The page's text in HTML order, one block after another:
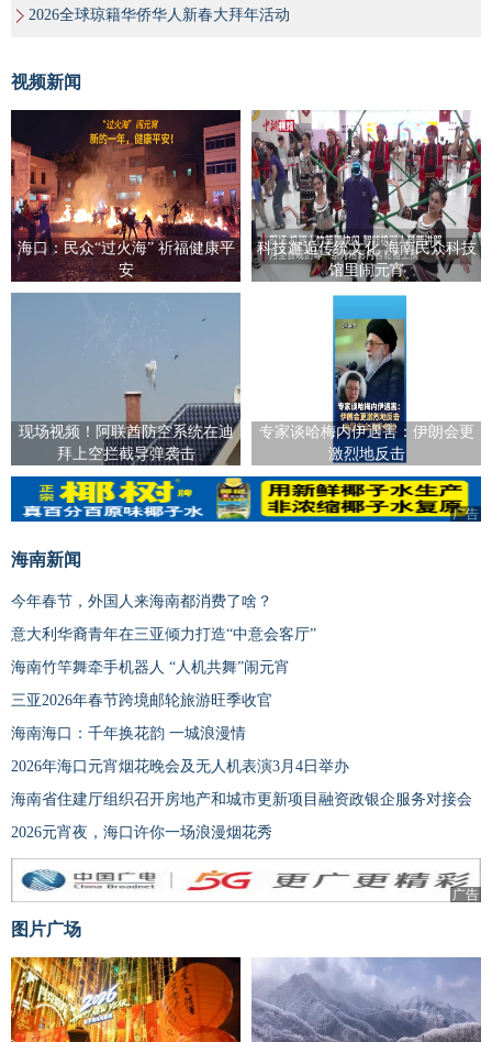
2026全球琼籍华侨华人新春大拜年活动
视频新闻
海口：民众“过火海” 祈福健康平
安
科技邂逅传统文化 海南民众科技
馆里闹元宵
现场视频！阿联酋防空系统在迪
拜上空拦截导弹袭击
专家谈哈梅内伊遇害：伊朗会更
激烈地反击
广告
海南新闻
今年春节，外国人来海南都消费了啥？
意大利华裔青年在三亚倾力打造“中意会客厅”
海南竹竿舞牵手机器人 “人机共舞”闹元宵
三亚2026年春节跨境邮轮旅游旺季收官
海南海口：千年换花韵 一城浪漫情
2026年海口元宵烟花晚会及无人机表演3月4日举办
海南省住建厅组织召开房地产和城市更新项目融资政银企服务对接会
2026元宵夜，海口许你一场浪漫烟花秀
广告
图片广场